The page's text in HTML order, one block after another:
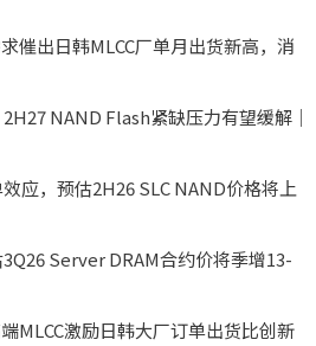
催出日韩MLCC厂单月出货新高，消
NAND Flash紧缺压力有望缓解｜
应，预估2H26 SLC NAND价格将上
Server DRAM合约价将季增13-
MLCC激励日韩大厂订单出货比创新